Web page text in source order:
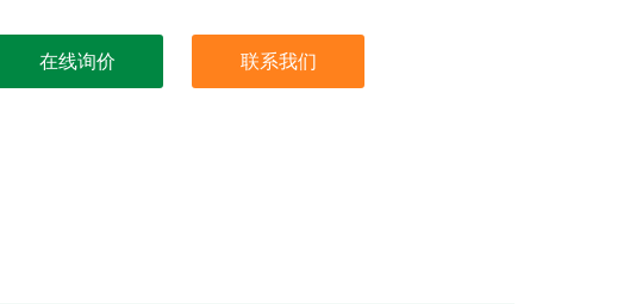
在线询价 联系我们